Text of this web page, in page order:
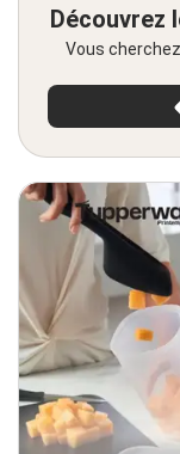
Découvrez
Vous